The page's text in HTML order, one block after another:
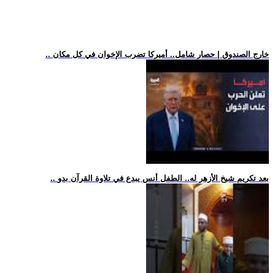
.. خارج الصندوق | حصار شامل.. أميركا تضرب الإخوان في كل مكان
.. بعد تكريم شيخ الأزهر له.. الطفل أنس يبدع في تلاوة القرآن بدو